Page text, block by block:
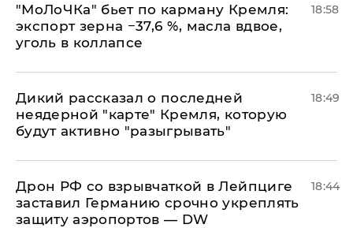
​"МоЛоЧКа" бьет по карману Кремля:
экспорт зерна −37,6 %, масла вдвое,
уголь в коллапсе
18:58
Дикий рассказал о последней
неядерной "карте" Кремля, которую
будут активно "разыгрывать"
18:49
​Дрон РФ со взрывчаткой в Лейпциге
заставил Германию срочно укреплять
защиту аэропортов — DW
18:44